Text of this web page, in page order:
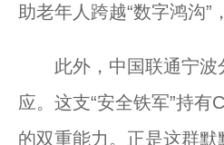
助老年人跨越“数字鸿沟”
此外，中国联通宁波
应。这支“安全铁军”持
的双重能力。正是这群